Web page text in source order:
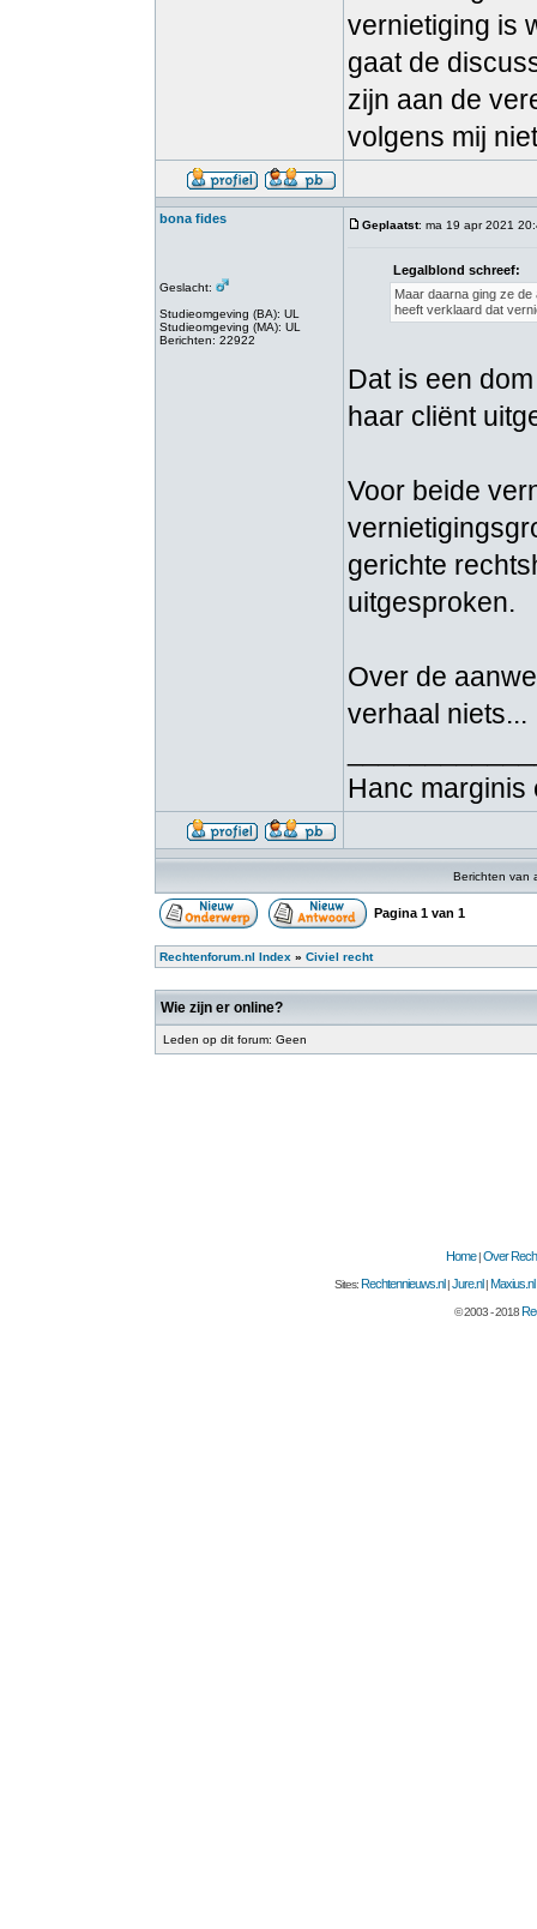
vernietiging is
gaat de
zijn aan de
volgens mij
bona fides
Geslacht:
Studieomgeving (BA): UL
Studieomgeving (MA): UL
Berichten: 22922
Geplaatst: ma 19 apr 2021
Legalblond schreef:
Maar daarna ging ze
heeft verklaard dat
Dat is een
haar cliënt
Voor beide
gerichte
uitgesproken.
Over de
verhaal niets...
Hanc marginis
Berichten van
Pagina 1 van 1
Rechtenforum.nl Index » Civiel recht
Wie zijn er online?
Leden op dit forum: Geen
Home|Over
Sites:Rechtennieuws.nl |Jure.nl |Maxius.nl
© 2003 - 2018